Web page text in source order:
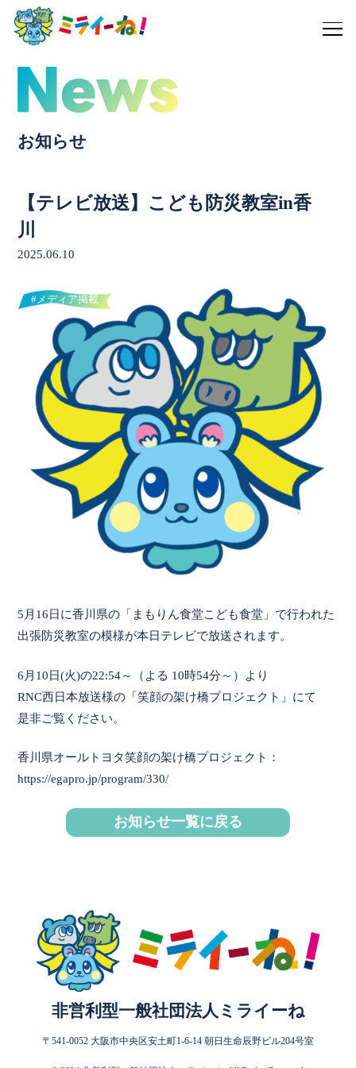
お知らせ
【テレビ放送】こども防災教室in香
川
2025.06.10
#メディア掲載
5月16日に香川県の「まもりん食堂こども食堂」で行われた
出張防災教室の模様が本日テレビで放送されます。
6月10日(火)の22:54～（よる 10時54分～）より
RNC西日本放送様の「笑顔の架け橋プロジェクト」にて
是非ご覧ください。
香川県オールトヨタ笑顔の架け橋プロジェクト：
https://egapro.jp/program/330/
お知らせ一覧に戻る
非営利型一般社団法人ミライーね
〒541-0052 大阪市中央区安土町1-6-14 朝日生命辰野ビル204号室